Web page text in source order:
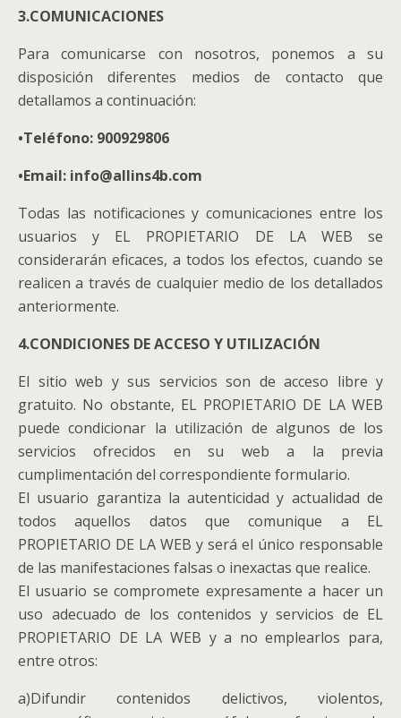
3.COMUNICACIONES
Para comunicarse con nosotros, ponemos a su
disposición diferentes medios de contacto que
detallamos a continuación:
•Teléfono: 900929806
•Email: info@allins4b.com
Todas las notificaciones y comunicaciones entre los
usuarios y EL PROPIETARIO DE LA WEB se
considerarán eficaces, a todos los efectos, cuando se
realicen a través de cualquier medio de los detallados
anteriormente.
4.CONDICIONES DE ACCESO Y UTILIZACIÓN
El sitio web y sus servicios son de acceso libre y
gratuito. No obstante, EL PROPIETARIO DE LA WEB
puede condicionar la utilización de algunos de los
servicios ofrecidos en su web a la previa
cumplimentación del correspondiente formulario.
El usuario garantiza la autenticidad y actualidad de
todos aquellos datos que comunique a EL
PROPIETARIO DE LA WEB y será el único responsable
de las manifestaciones falsas o inexactas que realice.
El usuario se compromete expresamente a hacer un
uso adecuado de los contenidos y servicios de EL
PROPIETARIO DE LA WEB y a no emplearlos para,
entre otros:
a)Difundir contenidos delictivos, violentos,